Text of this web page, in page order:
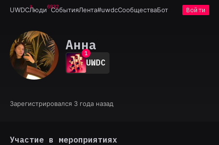
UWDCЛюди6932
СобытияЛента#uwdcСообществаБот Войти
Анна
0
1
2
3
6
UWDC
Зарегистрировался 3 года назад
Участие в мероприятиях